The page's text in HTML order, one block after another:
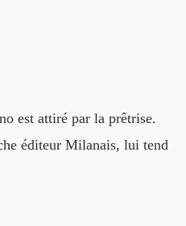
est attiré par la prêtrise.
éditeur Milanais, lui tend